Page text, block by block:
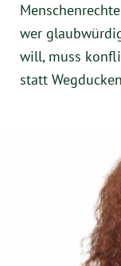
wer
will, muss
statt